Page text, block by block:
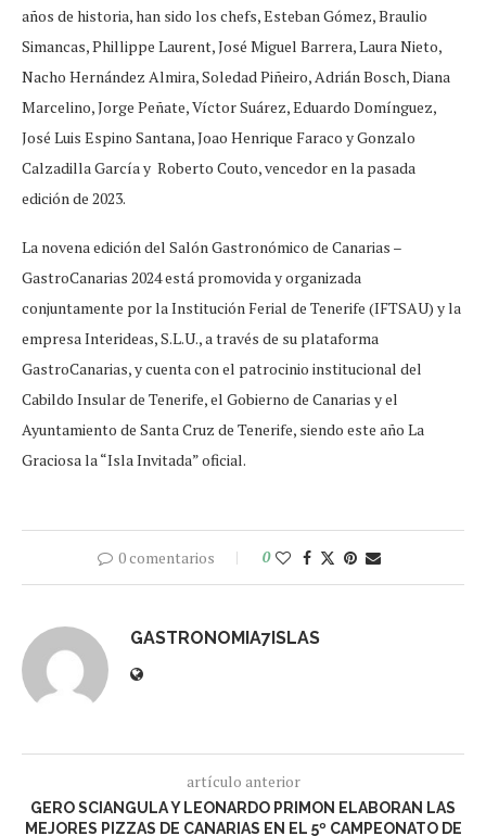
años de historia, han sido los chefs, Esteban Gómez, Braulio
Simancas, Phillippe Laurent, José Miguel Barrera, Laura Nieto,
Nacho Hernández Almira, Soledad Piñeiro, Adrián Bosch, Diana
Marcelino, Jorge Peñate, Víctor Suárez, Eduardo Domínguez,
José Luis Espino Santana, Joao Henrique Faraco y Gonzalo
Calzadilla García y Roberto Couto, vencedor en la pasada
edición de 2023.
La novena edición del Salón Gastronómico de Canarias –
GastroCanarias 2024 está promovida y organizada
conjuntamente por la Institución Ferial de Tenerife (IFTSAU) y la
empresa Interideas, S.L.U., a través de su plataforma
GastroCanarias, y cuenta con el patrocinio institucional del
Cabildo Insular de Tenerife, el Gobierno de Canarias y el
Ayuntamiento de Santa Cruz de Tenerife, siendo este año La
Graciosa la “Isla Invitada” oficial.
0 comentarios 0
GASTRONOMIA7ISLAS
artículo anterior
GERO SCIANGULA Y LEONARDO PRIMON ELABORAN LAS
MEJORES PIZZAS DE CANARIAS EN EL 5º CAMPEONATO DE